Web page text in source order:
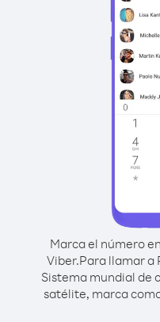
Marca el número
Viber.Para llamar a
Sistema mundial de
satélite, marca